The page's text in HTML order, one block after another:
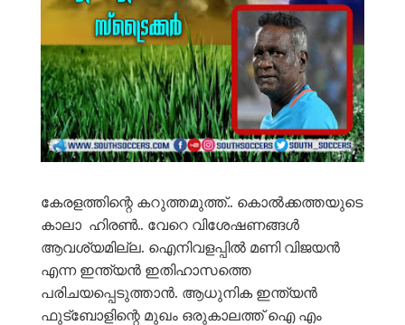
കേരളത്തിന്റെ കറുത്തമുത്ത്.. കൊൽക്കത്തയുടെ
കാലാ ഹിരൺ.. വേറെ വിശേഷണങ്ങൾ
ആവശ്യമില്ല. ഐനിവളപ്പിൽ മണി വിജയൻ
എന്ന ഇന്ത്യൻ ഇതിഹാസത്തെ
പരിചയപ്പെടുത്താൻ. ആധുനിക ഇന്ത്യൻ
ഫുട്‍ബോളിന്റെ മുഖം ഒരുകാലത്ത് ഐ എം